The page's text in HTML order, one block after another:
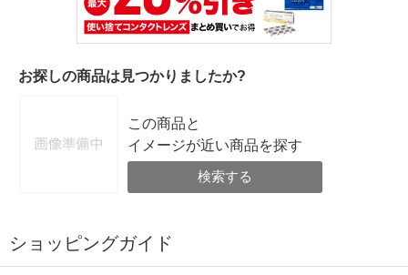
お探しの商品は見つかりましたか?
この商品と
イメージが近い商品を探す
検索する
ショッピングガイド